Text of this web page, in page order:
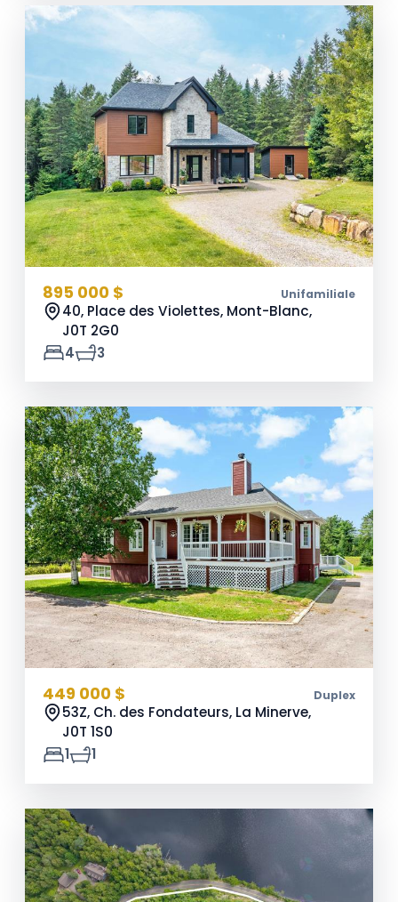
895 000 $ Unifamiliale
40, Place des Violettes, Mont-Blanc,
J0T 2G0
4
3
449 000 $ Duplex
53Z, Ch. des Fondateurs, La Minerve,
J0T 1S0
1
1